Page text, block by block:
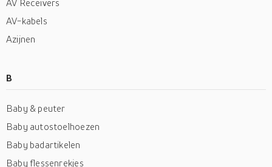
AV Receivers
AV-kabels
Azijnen
B
Baby & peuter
Baby autostoelhoezen
Baby badartikelen
Baby flessenrekjes